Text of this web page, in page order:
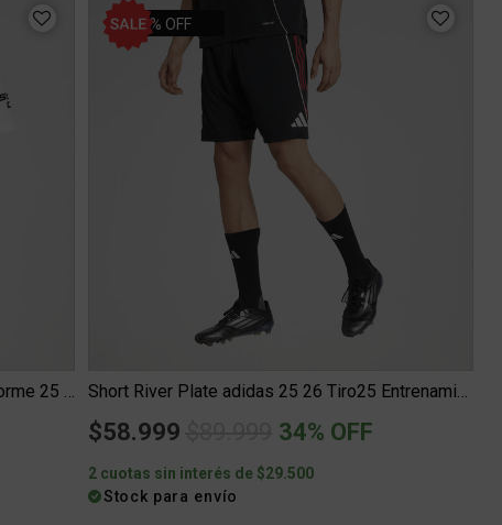
Camiseta River Plate adidas Tercer Uniforme 25 26 Mujer
34% OFF
Short River Plate adidas 25 26 Tiro25 Entrenamiento Hombre
$58.999 Price reduced from
to
34% OFF
2 cuotas sin interés de $29.500
Stock para envío